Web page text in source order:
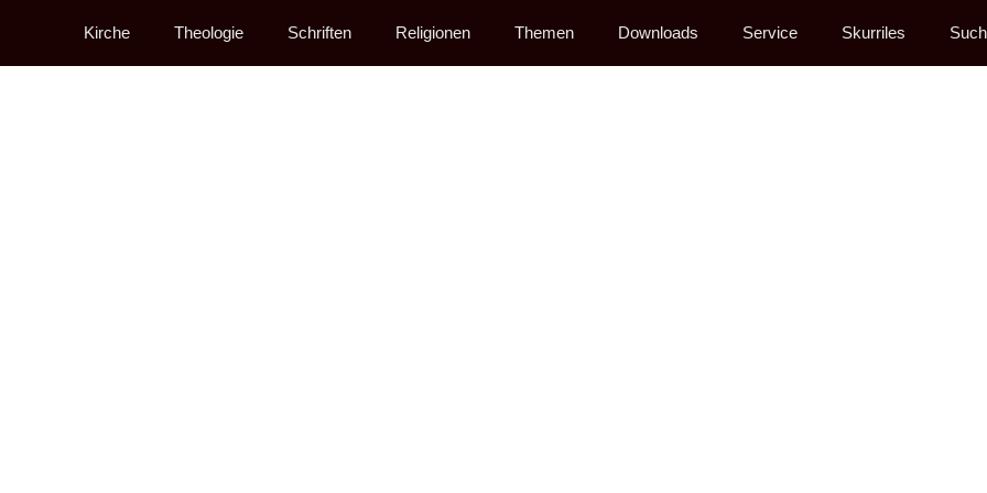
Kirche Theologie Schriften Religionen Themen Downloads Service Skurriles